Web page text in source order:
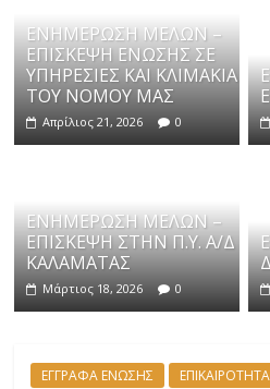
ΕΝΗΜΕΡΩΣΗ ΜΕΛΩΝ –
ΕΠΙΣΚΕΨΗ ΕΝΩΣΗΣ ΣΕ
ΥΠΗΡΕΣΙΕΣ ΚΑΙ ΚΛΙΜΑΚΙΑ
ΤΟΥ ΝΟΜΟΥ ΜΑΣ
Απρίλιος 21, 2026 0
ΕΝΗΜΕΡΩΣΗ ΜΕΛΩΝ –
ΕΠΙΣΚΕΨΗ ΣΤΗΝ Π.Υ. Α/Δ
ΚΑΛΑΜΑΤΑΣ
Μάρτιος 18, 2026 0
ΕΓΓΡΑΦΑ ΕΝΩΣΗΣ ΕΠΙΚΑΙΡΟΤΗΤΑ